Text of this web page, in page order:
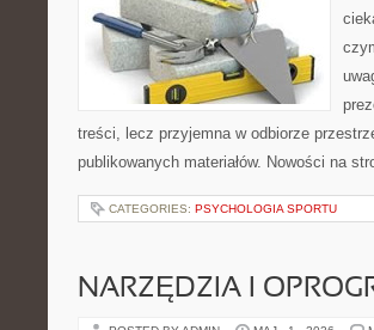
treści, lecz przyjemna w odbiorze
publikowanych materiałów. Nowości na
CATEGORIES: PSYCHOLOGIA SPORTU
NARZĘDZIA I